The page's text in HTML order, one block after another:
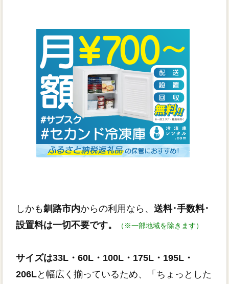
しかも釧路市内からの利用なら、 送料･手数料･
設置料は一切不要です。
（※一部地域を除きます）
サイズは33L・60L・100L・175L・195L・
206Lと幅広く揃っているため、「ちょっとした